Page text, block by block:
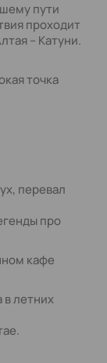
пути
проходит
– Катуни.
точка
перевал
про
кафе
в летних